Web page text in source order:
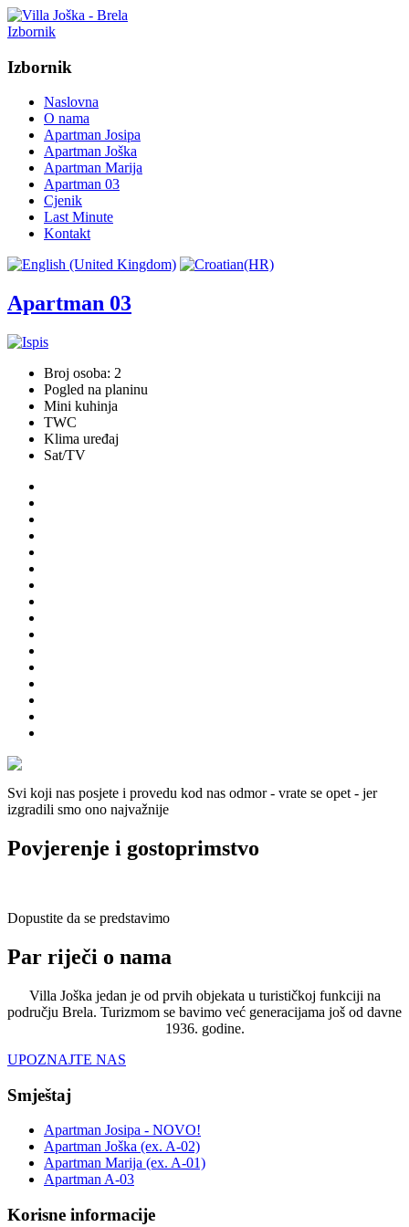
Izbornik
Izbornik
Naslovna
O nama
Apartman Josipa
Apartman Joška
Apartman Marija
Apartman 03
Cjenik
Last Minute
Kontakt
Apartman 03
Broj osoba: 2
Pogled na planinu
Mini kuhinja
TWC
Klima uređaj
Sat/TV
Svi koji nas posjete i provedu kod nas odmor - vrate se opet - jer
izgradili smo ono najvažnije
Povjerenje i gostoprimstvo
Dopustite da se predstavimo
Par riječi o nama
Villa Joška jedan je od prvih objekata u turističkoj funkciji na
području Brela. Turizmom se bavimo već generacijama još od davne
1936. godine.
UPOZNAJTE NAS
Smještaj
Apartman Josipa - NOVO!
Apartman Joška (ex. A-02)
Apartman Marija (ex. A-01)
Apartman A-03
Korisne informacije